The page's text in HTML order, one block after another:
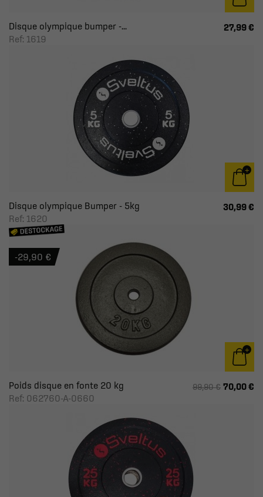
Disque olympique bumper -...
Ref: 1619
27,99 €
Disque olympique Bumper - 5kg
Ref: 1620
30,99 €
Poids disque en fonte 20 kg
Ref: 062760-A-0660
99,90 € 70,00 €
-29,90 €